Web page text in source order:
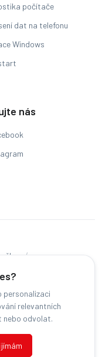
personalizaci
relevantních
nebo odvolat.
počítače
dat na telefonu
Windows
nás